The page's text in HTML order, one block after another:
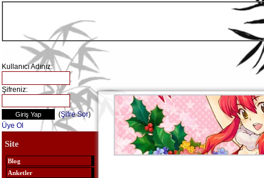
Kullanıcı Adınız:
Şifreniz:
(Şifre Sor)
Üye Ol
Site
Blog
Anketler